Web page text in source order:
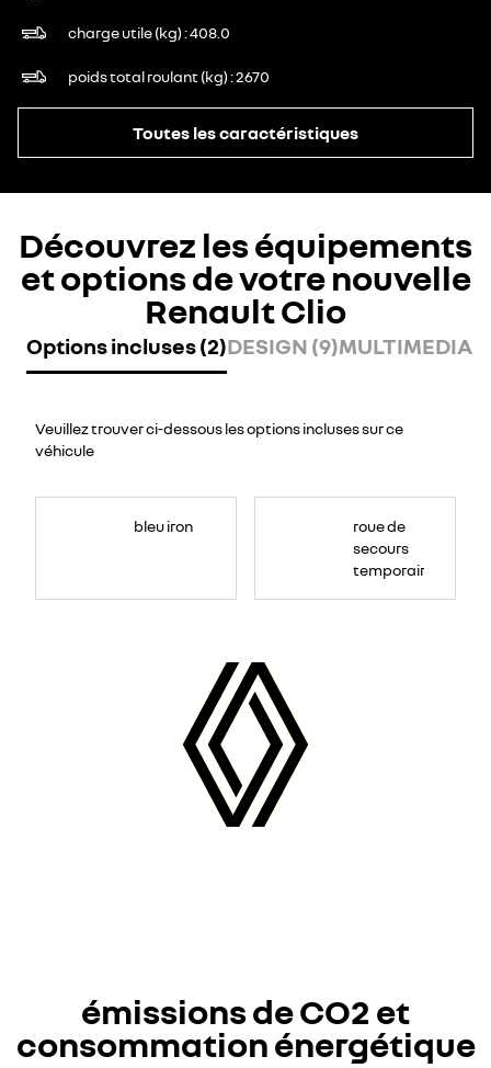
charge utile (kg) 408.0
poids total roulant (kg) 2670
Toutes les caractéristiques
Découvrez les équipements
et options de votre nouvelle
Renault Clio
Options incluses (2)DESIGN (9)MULTIMEDIA
Veuillez trouver ci-dessous les options incluses sur ce
véhicule
bleu iron
roue de
secours
temporaire
émissions de CO2 et
consommation énergétique